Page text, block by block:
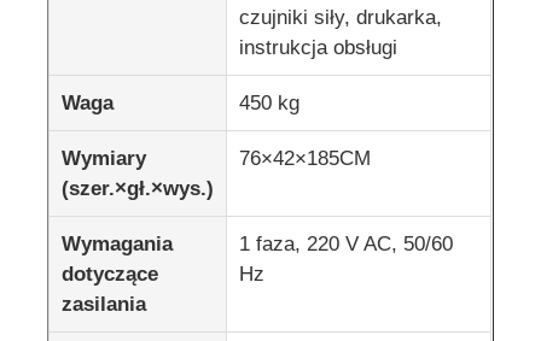
czujniki siły, drukarka,
instrukcja obsługi
Waga 450 kg
Wymiary
(szer.×gł.×wys.)
76×42×185CM
Wymagania
dotyczące
zasilania
1 faza, 220 V AC, 50/60
Hz